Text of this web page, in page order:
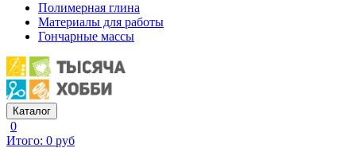
Полимерная глина
Материалы для работы
Гончарные массы
Каталог
0
Итого: 0 руб